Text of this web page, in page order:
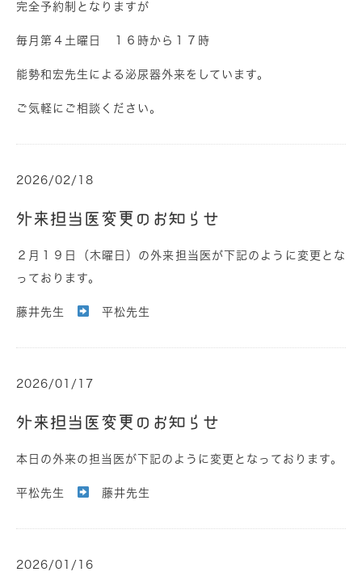
完全予約制となりますが
毎月第４土曜日 １６時から１７時
能勢和宏先生による泌尿器外来をしています。
ご気軽にご相談ください。
2026/02/18
外来担当医変更のお知らせ
２月１９日（木曜日）の外来担当医が下記のように変更とな
っております。
藤井先生 平松先生
2026/01/17
外来担当医変更のお知らせ
本日の外来の担当医が下記のように変更となっております。
平松先生 藤井先生
2026/01/16